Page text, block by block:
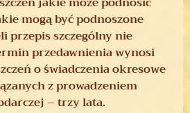
mogą być podnoszone
przepis szczególny nie
przedawnienia wynosi
o świadczenia okresowe
z prowadzeniem
– trzy lata.